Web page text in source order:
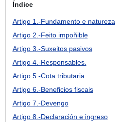
Índice
Artigo 1.-Fundamento e natureza
Artigo 2.-Feito impoñible
Artigo 3.-Suxeitos pasivos
Artigo 4.-Responsables.
Artigo 5.-Cota tributaria
Artigo 6.-Beneficios fiscais
Artigo 7.-Devengo
Artigo 8.-Declaración e ingreso